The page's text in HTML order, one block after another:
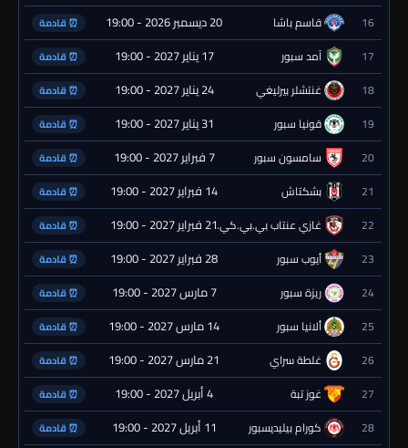
16 قاسم باشا 20 ديسمبر 2026 - 19:00 ⏰ قادمة
17 آمد سبور 17 يناير 2027 - 19:00 ⏰ قادمة
18 غنتشلر بيرليغي 24 يناير 2027 - 19:00 ⏰ قادمة
19 قونيا سبور 31 يناير 2027 - 19:00 ⏰ قادمة
20 سامسون سبور 7 فبراير 2027 - 19:00 ⏰ قادمة
21 بشكتاش 14 فبراير 2027 - 19:00 ⏰ قادمة
22 غازي عنتاب بي.بي.كي.21 فبراير 2027 - 19:00 ⏰ قادمة
23 أيوب سبور 28 فبراير 2027 - 19:00 ⏰ قادمة
24 ريزة سبور 7 مارس 2027 - 19:00 ⏰ قادمة
25 ألانيا سبور 14 مارس 2027 - 19:00 ⏰ قادمة
26 غلطة سراي 21 مارس 2027 - 19:00 ⏰ قادمة
27 غوز تبة 4 أبريل 2027 - 19:00 ⏰ قادمة
28 كورام بيليديسبور 11 أبريل 2027 - 19:00 ⏰ قادمة